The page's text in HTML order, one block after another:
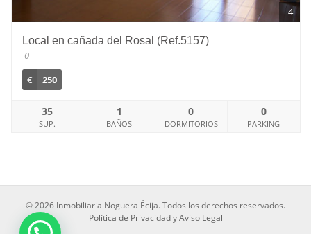
4
Local en cañada del Rosal (Ref.5157)
0
€
250
35
SUP.
1
BAÑOS
0
DORMITORIOS
0
PARKING
© 2026 Inmobiliaria Noguera Écija. Todos los derechos reservados.
Política de Privacidad y Aviso Legal